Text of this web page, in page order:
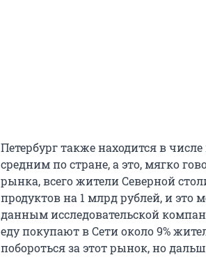
Петербург также находится в
средним по стране, а это, мягко
рынка, всего жители Северной
продуктов на 1 млрд рублей, и это
данным исследовательской
еду покупают в Сети около 9%
побороться за этот рынок, но